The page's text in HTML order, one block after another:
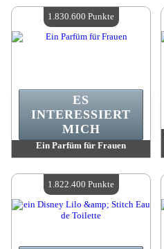
Verfügbare Menge:4
Ein Parfüm für Frauen
Verfügbare Menge:4
ES
INTERESSIERT
MICH
1.830.600 Punkte
1.822.400 Punkte